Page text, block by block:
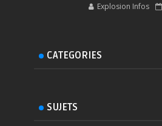
Explosion Infos
CATEGORIES
SUJETS